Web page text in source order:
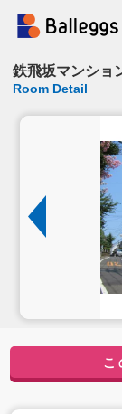
鉄飛坂マンシ
Room Detail
こ